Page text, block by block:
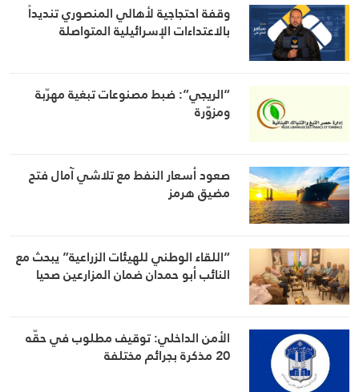
وقفة احتجاجية لأهالي المنصوري تنديداً
بالاعتداءات الإسرائيلية المتواصلة
“الريجي”: ضبط مصنوعات تبغية مهرّبة
ومزوّرة
صعود أسعار النفط مع تلاشي آمال فتح
مضيق هرمز
“اللقاء الوطني للهيئات الزراعية” يبحث مع
النائب أبو حمدان ضمان المزارعين صحيا
الأمن الداخلي: توقيف مطلوب في حقّه
20 مذكرة بجرائم مختلفة